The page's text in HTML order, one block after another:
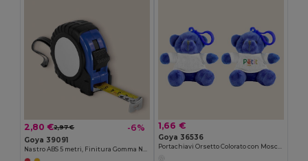
2,80 €2,97 € -6%
Goya 39091
Nastro ABS 5 metri, Finitura Gomma Nero BRIC
1,66 €
Goya 36536
Portachiavi Orsetto Colorato con Moschettone Plastic BRUIN